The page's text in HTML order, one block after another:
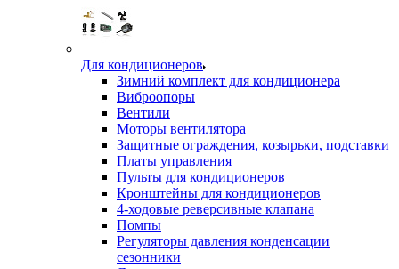
Для кондиционеров
Зимний комплект для кондиционера
Виброопоры
Вентили
Моторы вентилятора
Защитные ограждения, козырьки, подставки
Платы управления
Пульты для кондиционеров
Кронштейны для кондиционеров
4-ходовые реверсивные клапана
Помпы
Регуляторы давления конденсации
сезонники